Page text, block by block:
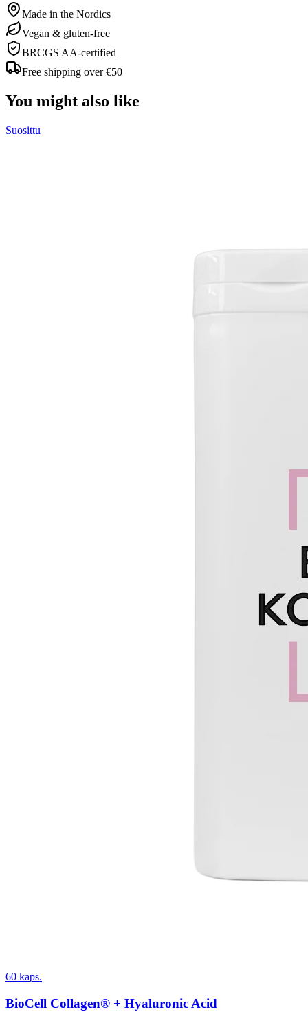
Made in the Nordics
Vegan & gluten-free
BRCGS AA-certified
Free shipping over €50
You might also like
Suosittu
60 kaps.
BioCell Collagen® + Hyaluronic Acid